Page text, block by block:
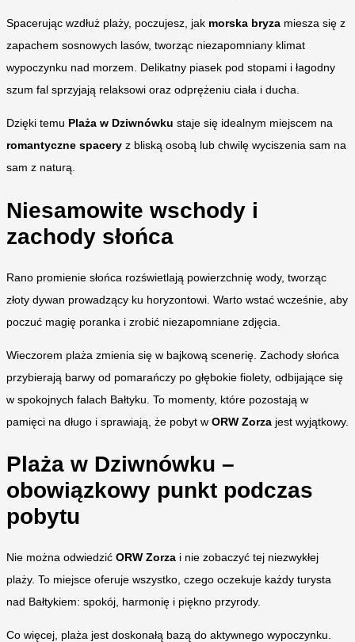
Spacerując wzdłuż plaży, poczujesz, jak morska bryza miesza się z
zapachem sosnowych lasów, tworząc niezapomniany klimat
wypoczynku nad morzem. Delikatny piasek pod stopami i łagodny
szum fal sprzyjają relaksowi oraz odprężeniu ciała i ducha.
Dzięki temu Plaża w Dziwnówku staje się idealnym miejscem na
romantyczne spacery z bliską osobą lub chwilę wyciszenia sam na
sam z naturą.
Niesamowite wschody i
zachody słońca
Rano promienie słońca rozświetlają powierzchnię wody, tworząc
złoty dywan prowadzący ku horyzontowi. Warto wstać wcześnie, aby
poczuć magię poranka i zrobić niezapomniane zdjęcia.
Wieczorem plaża zmienia się w bajkową scenerię. Zachody słońca
przybierają barwy od pomarańczy po głębokie fiolety, odbijające się
w spokojnych falach Bałtyku. To momenty, które pozostają w
pamięci na długo i sprawiają, że pobyt w ORW Zorza jest wyjątkowy.
Plaża w Dziwnówku –
obowiązkowy punkt podczas
pobytu
Nie można odwiedzić ORW Zorza i nie zobaczyć tej niezwykłej
plaży. To miejsce oferuje wszystko, czego oczekuje każdy turysta
nad Bałtykiem: spokój, harmonię i piękno przyrody.
Co więcej, plaża jest doskonałą bazą do aktywnego wypoczynku.